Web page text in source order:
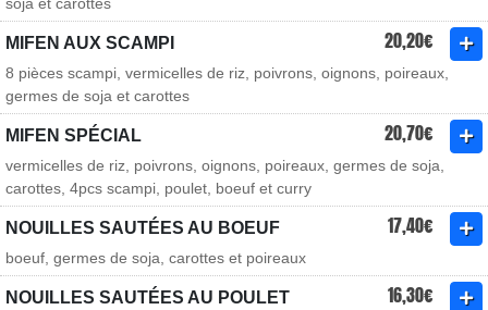
MIFEN AUX SCAMPI 20,20€
8 pièces scampi, vermicelles de riz, poivrons, oignons, poireaux,
germes de soja et carottes
MIFEN SPÉCIAL 20,70€
vermicelles de riz, poivrons, oignons, poireaux, germes de soja,
carottes, 4pcs scampi, poulet, boeuf et curry
NOUILLES SAUTÉES AU BOEUF 17,40€
boeuf, germes de soja, carottes et poireaux
NOUILLES SAUTÉES AU POULET 16,30€